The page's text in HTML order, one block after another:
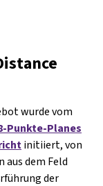
wurde vom
Punkte-Planes
initiiert, von
dem Feld
der